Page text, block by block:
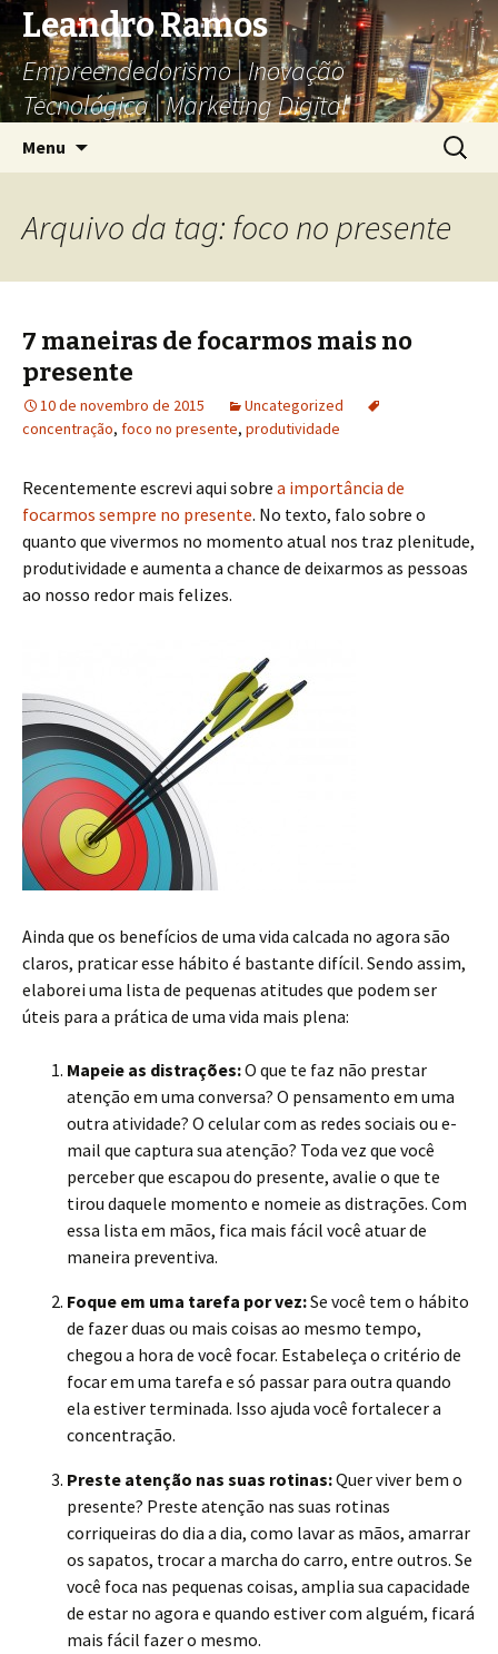
Leandro Ramos
Empreendedorismo | Inovação
Tecnológica | Marketing Digital
Menu
conteúdo
por:
Arquivo da tag: foco no presente
7 maneiras de focarmos mais no
presente
10 de novembro de 2015
Uncategorized
concentração, foco no presente, produtividade
Recentemente escrevi aqui sobre a importância de
focarmos sempre no presente. No texto, falo sobre o
quanto que vivermos no momento atual nos traz plenitude,
produtividade e aumenta a chance de deixarmos as pessoas
ao nosso redor mais felizes.
Ainda que os benefícios de uma vida calcada no agora são
claros, praticar esse hábito é bastante difícil. Sendo assim,
elaborei uma lista de pequenas atitudes que podem ser
úteis para a prática de uma vida mais plena:
Mapeie as distrações:O que te faz não prestar
atenção em uma conversa? O pensamento em uma
outra atividade? O celular com as redes sociais ou e-
mail que captura sua atenção? Toda vez que você
perceber que escapou do presente, avalie o que te
tirou daquele momento e nomeie as distrações. Com
essa lista em mãos, fica mais fácil você atuar de
maneira preventiva.
Foque em uma tarefa por vez:Se você tem o hábito
de fazer duas ou mais coisas ao mesmo tempo,
chegou a hora de você focar. Estabeleça o critério de
focar em uma tarefa e só passar para outra quando
ela estiver terminada. Isso ajuda você fortalecer a
concentração.
Preste atenção nas suas rotinas:Quer viver bem o
presente? Preste atenção nas suas rotinas
corriqueiras do dia a dia, como lavar as mãos, amarrar
os sapatos, trocar a marcha do carro, entre outros. Se
você foca nas pequenas coisas, amplia sua capacidade
de estar no agora e quando estiver com alguém, ficará
mais fácil fazer o mesmo.